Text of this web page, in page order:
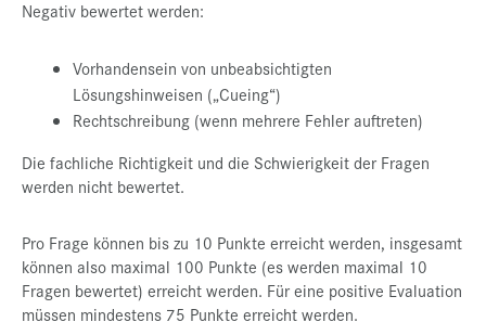
Negativ bewertet werden:
Vorhandensein von unbeabsichtigten
Lösungshinweisen („Cueing“)
Rechtschreibung (wenn mehrere Fehler auftreten)
Die fachliche Richtigkeit und die Schwierigkeit der Fragen
werden nicht bewertet.
Pro Frage können bis zu 10 Punkte erreicht werden, insgesamt
können also maximal 100 Punkte (es werden maximal 10
Fragen bewertet) erreicht werden. Für eine positive Evaluation
müssen mindestens 75 Punkte erreicht werden.